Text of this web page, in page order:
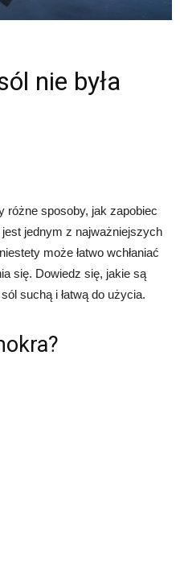
nie była
różne sposoby, jak zapobiec
jednym z najważniejszych
może łatwo wchłaniać
się. Dowiedz się, jakie są
suchą i łatwą do użycia.